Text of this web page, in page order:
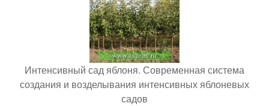
Интенсивный сад яблоня. Современная система
создания и возделывания интенсивных яблоневых
садов